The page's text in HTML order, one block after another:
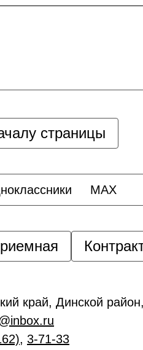
страницы
MAX
край, Динской
, 3-71-33